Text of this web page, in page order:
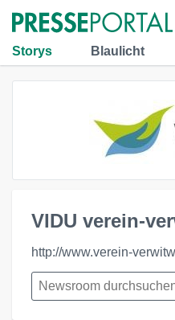
Storys Blaulicht
VIDU verein-
http://www.verein-